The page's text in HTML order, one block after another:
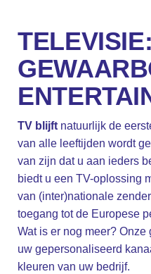
TELEVISIE:
TV blijft natuurlijk de
van alle leeftijden wordt
van zijn dat u aan ieders
biedt u een TV-oplossing
van (inter)nationale
toegang tot de Europese
Wat is er nog meer?
uw gepersonaliseerd
kleuren van uw bedrijf.